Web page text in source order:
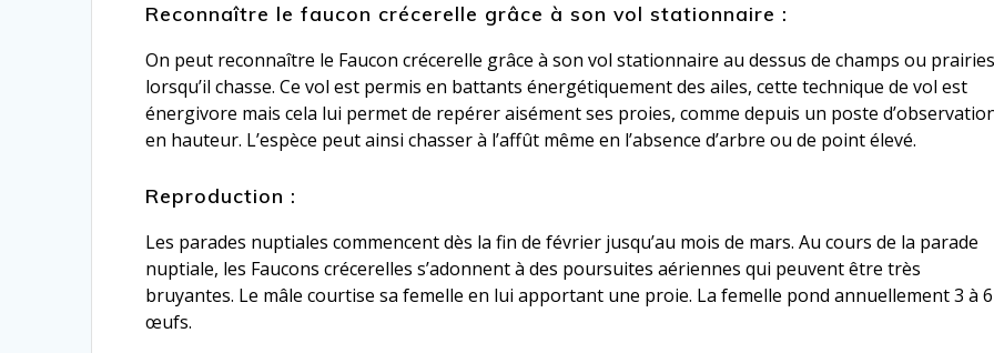
Reconnaître le faucon crécerelle grâce à son vol stationnaire :
On peut reconnaître le Faucon crécerelle grâce à son vol stationnaire au dessus de champs ou
lorsqu’il chasse. Ce vol est permis en battants énergétiquement des ailes, cette technique de vol est
énergivore mais cela lui permet de repérer aisément ses proies, comme depuis un poste
en hauteur. L’espèce peut ainsi chasser à l’affût même en l’absence d’arbre ou de point élevé.
Reproduction :
Les parades nuptiales commencent dès la fin de février jusqu’au mois de mars. Au cours de la parade
nuptiale, les Faucons crécerelles s’adonnent à des poursuites aériennes qui peuvent être très
bruyantes. Le mâle courtise sa femelle en lui apportant une proie. La femelle pond annuellement 3 à 6
œufs.